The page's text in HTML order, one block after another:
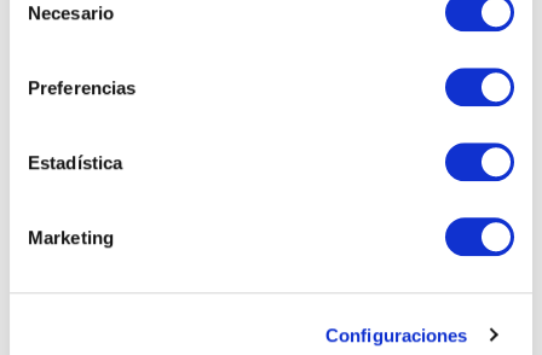
Necesario
Preferencias
Estadística
Marketing
Configuraciones